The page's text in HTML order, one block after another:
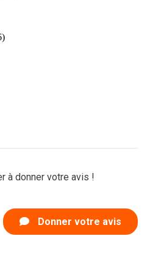
à donner votre avis !
Donner votre avis